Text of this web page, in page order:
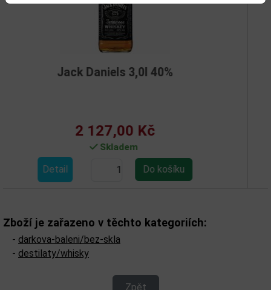
3,0l 40%
Zboží je zařazeno v těchto kategoriích:
- darkova-baleni/bez-skla
- destilaty/whisky
Zpět